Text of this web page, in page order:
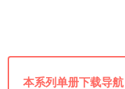
本系列单册下载导